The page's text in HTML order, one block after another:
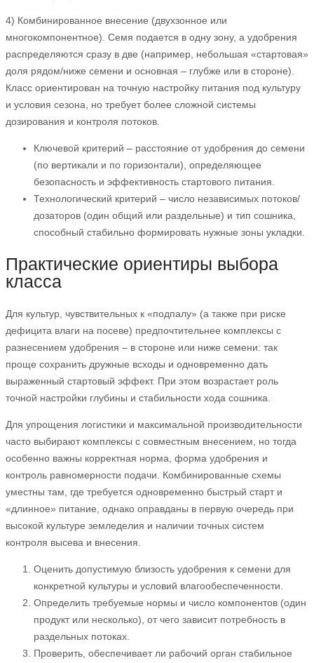
4) Комбинированное внесение (двухзонное или
многокомпонентное). Семя подается в одну зону, а удобрения
распределяются сразу в две (например, небольшая «стартовая»
доля рядом/ниже семени и основная – глубже или в стороне).
Класс ориентирован на точную настройку питания под культуру
и условия сезона, но требует более сложной системы
дозирования и контроля потоков.
Ключевой критерий – расстояние от удобрения до семени
(по вертикали и по горизонтали), определяющее
безопасность и эффективность стартового питания.
Технологический критерий – число независимых потоков/
дозаторов (один общий или раздельные) и тип сошника,
способный стабильно формировать нужные зоны укладки.
Практические ориентиры выбора
класса
Для культур, чувствительных к «подпалу» (а также при риске
дефицита влаги на посеве) предпочтительнее комплексы с
разнесением удобрения – в стороне или ниже семени: так
проще сохранить дружные всходы и одновременно дать
выраженный стартовый эффект. При этом возрастает роль
точной настройки глубины и стабильности хода сошника.
Для упрощения логистики и максимальной производительности
часто выбирают комплексы с совместным внесением, но тогда
особенно важны корректная норма, форма удобрения и
контроль равномерности подачи. Комбинированные схемы
уместны там, где требуется одновременно быстрый старт и
«длинное» питание, однако оправданы в первую очередь при
высокой культуре земледелия и наличии точных систем
контроля высева и внесения.
Оценить допустимую близость удобрения к семени для
конкретной культуры и условий влагообеспеченности.
Определить требуемые нормы и число компонентов (один
продукт или несколько), от чего зависит потребность в
раздельных потоках.
Проверить, обеспечивает ли рабочий орган стабильное